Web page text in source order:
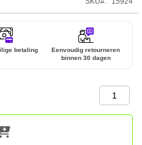
betaling
Eenvoudig retourneren
binnen 30 dagen